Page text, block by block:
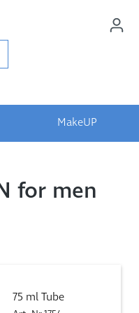
MakeUP
for men
75 ml Tube